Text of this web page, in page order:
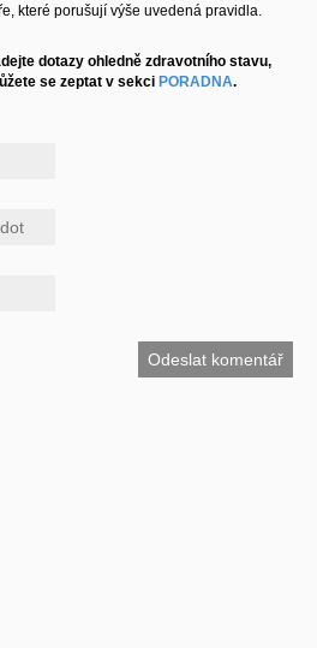
které porušují výše uvedená pravidla.
dotazy ohledně zdravotního stavu,
se zeptat v sekci PORADNA.